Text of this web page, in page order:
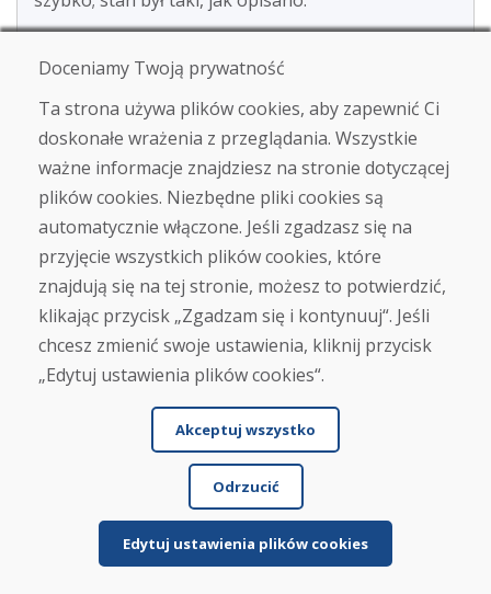
Jürgen Reinhard , 17.12.2025
★★★★★
Zamówiliśmy parę używanych nart i otrzymaliśmy
je w ciągu czterech dni roboczych. Narty są
używan...
Zobacz więcej recenzji >
Napisz recenzję
Doceniamy Twoją prywatność
Ta strona używa plików cookies, aby zapewnić Ci
doskonałe wrażenia z przeglądania. Wszystkie
ważne informacje znajdziesz na stronie dotyczącej
plików cookies. Niezbędne pliki cookies są
automatycznie włączone. Jeśli zgadzasz się na
przyjęcie wszystkich plików cookies, które
znajdują się na tej stronie, możesz to potwierdzić,
klikając przycisk „Zgadzam się i kontynuuj“. Jeśli
chcesz zmienić swoje ustawienia, kliknij przycisk
„Edytuj ustawienia plików cookies“.
Akceptuj wszystko
Odrzucić
Edytuj ustawienia plików cookies